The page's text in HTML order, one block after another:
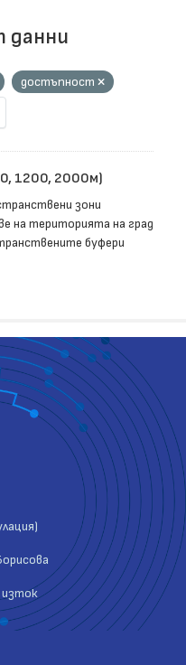
данни
достъпност
1200, 2000м)
зони
на територията на град
буфери